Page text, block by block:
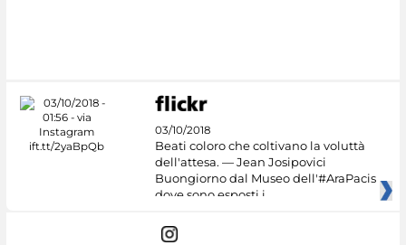
03/10/2018
Beati coloro che coltivano la voluttà
dell'attesa. — Jean Josipovici
Buongiorno dal Museo dell'#AraPacis
dove sono esposti i